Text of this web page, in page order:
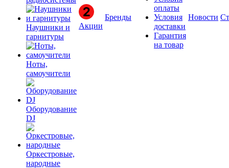
Наушники и
гарнитуры
Ноты,
самоучители
Оборудование
DJ
Оркестровые,
народные
Акции
Бренды
оплаты
Условия
доставки
Гарантия
на товар
Новости